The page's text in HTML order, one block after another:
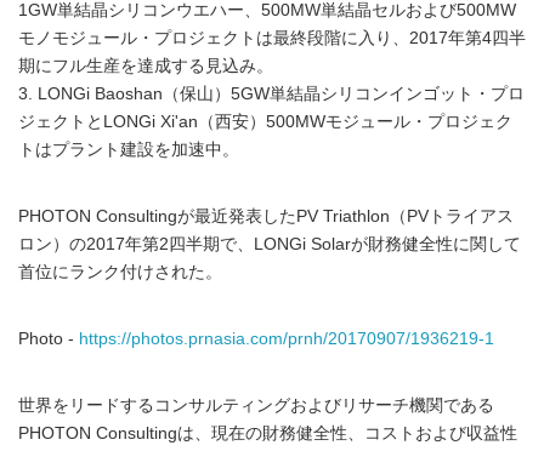
1GW単結晶シリコンウエハー、500MW単結晶セルおよび500MW
モノモジュール・プロジェクトは最終段階に入り、2017年第4四半
期にフル生産を達成する見込み。
3. LONGi Baoshan（保山）5GW単結晶シリコンインゴット・プロ
ジェクトとLONGi Xi'an（西安）500MWモジュール・プロジェク
トはプラント建設を加速中。
PHOTON Consultingが最近発表したPV Triathlon（PVトライアス
ロン）の2017年第2四半期で、LONGi Solarが財務健全性に関して
首位にランク付けされた。
Photo - https://photos.prnasia.com/prnh/20170907/1936219-1
世界をリードするコンサルティングおよびリサーチ機関である
PHOTON Consultingは、現在の財務健全性、コストおよび収益性